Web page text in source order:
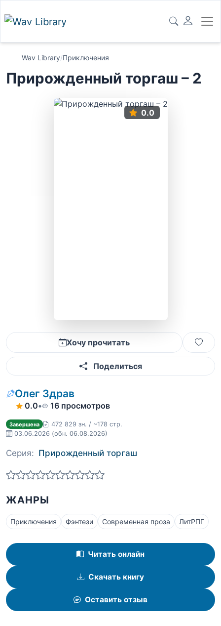
Wav Library/Приключения
Прирожденный торгаш – 2
0.0
Хочу прочитать
Поделиться
Олег Здрав
0.0• 16 просмотров
Завершена
472 829 зн. / ~178 стр.
03.06.2026 (обн. 06.08.2026)
Серия: Прирожденный торгаш
ЖАНРЫ
Приключения Фэнтези Современная проза ЛитРПГ
Читать онлайн
Скачать книгу
Оставить отзыв